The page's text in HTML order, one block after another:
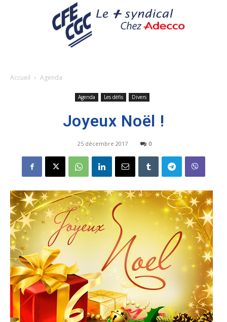
Accueil Agenda
Agenda Les défis Divers
Joyeux Noël !
25 décembre 2017 0